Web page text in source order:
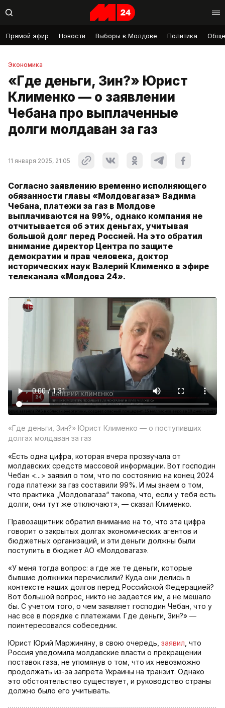
Прямой эфир Новости Выборы в Молдове Политика
Экономика
«Где деньги, Зин?» Юрист
Клименко — о заявлении
Чебана про выплаченные
долги молдаван за газ
11 января 2025, 21:05
Согласно заявлению временно исполняющего
обязанности главы «Молдовагаза» Вадима
Чебана, платежи за газ в Молдове
выплачиваются на 99%, однако компания не
отчитывается об этих деньгах, учитывая
большой долг перед Россией. На это обратил
внимание директор Центра по защите
демократии и прав человека, доктор
исторических наук Валерий Клименко в эфире
телеканала «Молдова 24».
«Где деньги, Зин?» Юрист Клименко — о поступивших
долгах молдаван за газ
«Есть одна цифра, которая вчера прозвучала от
молдавских средств массовой информации. Вот господин
Чебан <...> заявил о том, что по состоянию на конец 2024
года платежи за газ составили 99%. И мы знаем о том,
что практика „Молдовагаза“ такова, что, если у тебя есть
долги, они тут же отключают», — сказал Клименко.
Правозащитник обратил внимание на то, что эта цифра
говорит о закрытых долгах экономических агентов и
бюджетных организаций, и эти деньги должны были
поступить в бюджет АО «Молдовагаз».
«У меня тогда вопрос: а где же те деньги, которые
бывшие должники перечислили? Куда они делись в
контексте наших долгов перед Российской Федерацией?
Вот большой вопрос, никто не задается им, а не мешало
бы. С учетом того, о чем заявляет господин Чебан, что у
нас все в порядке с платежами. Где деньги, Зин?» —
поинтересовался собеседник.
Юрист Юрий Маржиняну, в свою очередь, заявил , что
Россия уведомила молдавские власти о прекращении
поставок газа, не упомянув о том, что их невозможно
продолжать из-за запрета Украины на транзит. Однако
это обстоятельство существует, и руководство страны
должно было его учитывать.